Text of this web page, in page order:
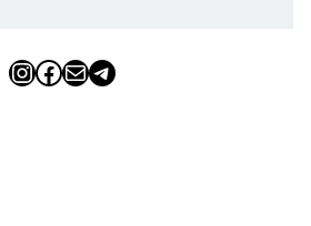
InstagramFacebook Email Telegram